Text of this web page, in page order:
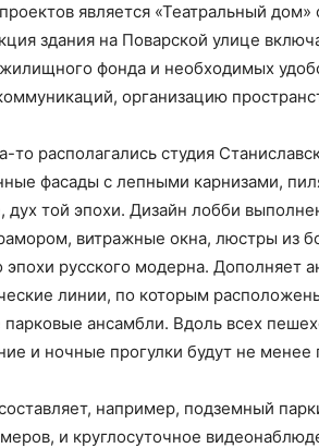
является «Театральный дом»
здания на Поварской улице
фонда и необходимых
организацию
то располагались студия
фасады с лепными карнизами,
дух той эпохи. Дизайн лобби
витражные окна, люстры из
русского модерна. Дополняет
линии, по которым
парковые ансамбли. Вдоль всех
и ночные прогулки будут не менее
например, подземный
и круглосуточное